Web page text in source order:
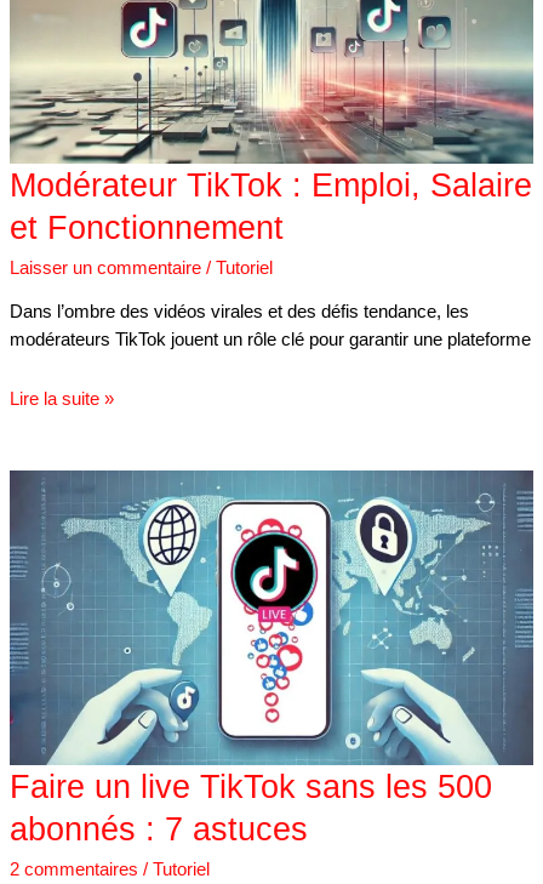
Modérateur TikTok : Emploi, Salaire
et Fonctionnement
Laisser un commentaire / Tutoriel
Dans l’ombre des vidéos virales et des défis tendance, les
modérateurs TikTok jouent un rôle clé pour garantir une plateforme
Fonctionnement
Lire la suite »
Faire un live TikTok sans les 500
abonnés : 7 astuces
2 commentaires / Tutoriel
Faire
TikTok
sans
les
500
abonnés
:
astuces